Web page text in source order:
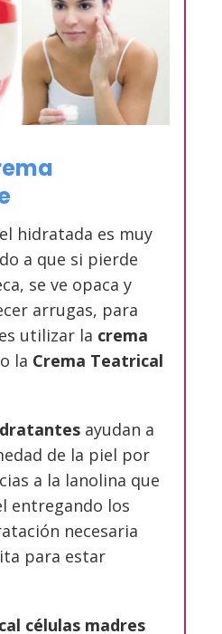
hidratada es muy
a que si pierde
se ve opaca y
arrugas, para
utilizar la crema
o la Crema Teatrical
ayudan a
de la piel por
a la lanolina que
entregando los
necesaria
para estar
células madres